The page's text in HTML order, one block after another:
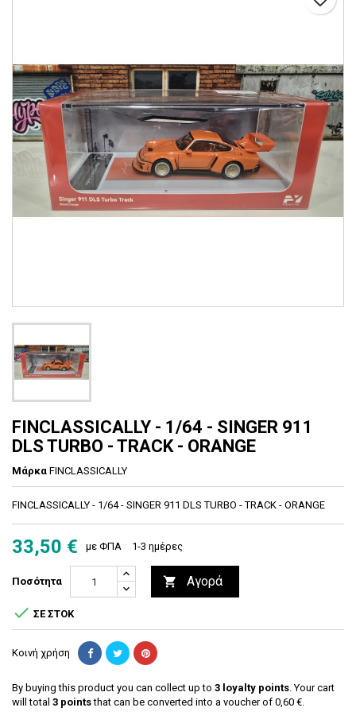
FINCLASSICALLY - 1/64 - SINGER 911
DLS TURBO - TRACK - ORANGE
Μάρκα FINCLASSICALLY
FINCLASSICALLY - 1/64 - SINGER 911 DLS TURBO - TRACK - ORANGE
33,50 € με ΦΠΑ 1-3 ημέρες
Ποσότητα  Αγορά
 ΣΕ ΣΤΟΚ
Κοινή χρήση
By buying this product you can collect up to 3 loyalty points. Your cart
will total 3 pointsthat can be converted into a voucher of 0,60 €.